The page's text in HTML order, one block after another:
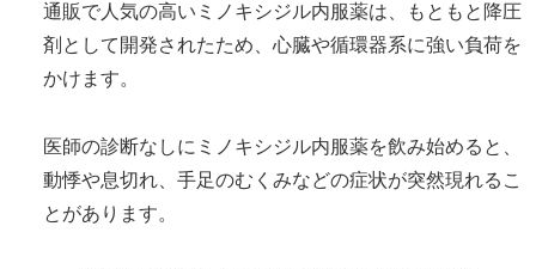
通販で人気の高いミノキシジル内服薬は、もともと降圧
剤として開発されたため、心臓や循環器系に強い負荷を
かけます。
医師の診断なしにミノキシジル内服薬を飲み始めると、
動悸や息切れ、手足のむくみなどの症状が突然現れるこ
とがあります。